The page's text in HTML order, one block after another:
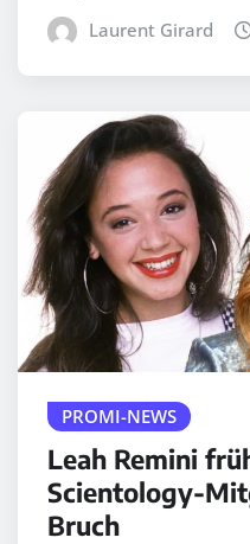
Laurent Girard
PROMI-NEWS
Leah Remini
Scientology-
Bruch